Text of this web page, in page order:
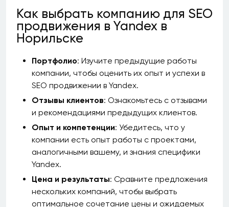
Как выбрать компанию для SEO
продвижения в Yandex в
Норильске
Портфолио: Изучите предыдущие работы
компании, чтобы оценить их опыт и успехи в
SEO продвижении в Yandex.
Отзывы клиентов: Ознакомьтесь с отзывами
и рекомендациями предыдущих клиентов.
Опыт и компетенции: Убедитесь, что у
компании есть опыт работы с проектами,
аналогичными вашему, и знания специфики
Yandex.
Цена и результаты: Сравните предложения
нескольких компаний, чтобы выбрать
оптимальное сочетание цены и ожидаемых